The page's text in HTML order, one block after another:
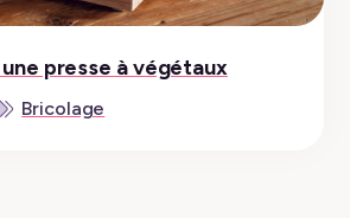
presse à végétaux
Bricolage